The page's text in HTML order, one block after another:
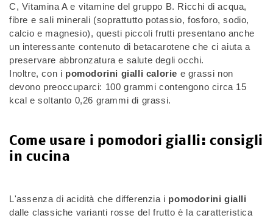
C, Vitamina A e vitamine del gruppo B. Ricchi di acqua,
fibre e sali minerali (soprattutto potassio, fosforo, sodio,
calcio e magnesio), questi piccoli frutti presentano anche
un interessante contenuto di betacarotene che ci aiuta a
preservare abbronzatura e salute degli occhi.
Inoltre, con i pomodorini gialli calorie e grassi non
devono preoccuparci: 100 grammi contengono circa 15
kcal e soltanto 0,26 grammi di grassi.
Come usare i pomodori gialli: consigli
in cucina
L'assenza di acidità che differenzia i pomodorini gialli
dalle classiche varianti rosse del frutto è la caratteristica